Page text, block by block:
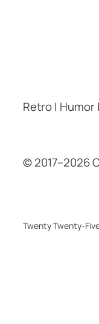
Retro |
© 2017–2026
Twenty Twenty-